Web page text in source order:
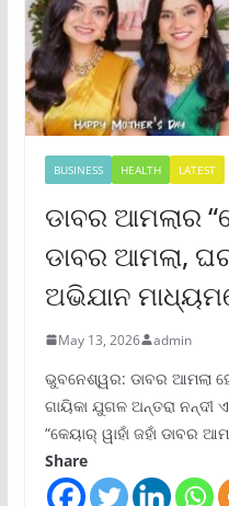
BUSINESS HEALTH LATEST
ଡାବର ଆମଲାର
ଡାବର ଆମଲା, ଘର୍
ଅଭିଯାନ
May 13, 2026 admin
ଭୁବନେଶ୍ୱର: ଡାବର ଆମଲା
ଗାୟିକା ଯୁଗଳ ଅନ୍ତରା ନନ୍ଦୀ
“କେୟାର୍ ୱାହାଁ ଜହାଁ ଡାବର
Share